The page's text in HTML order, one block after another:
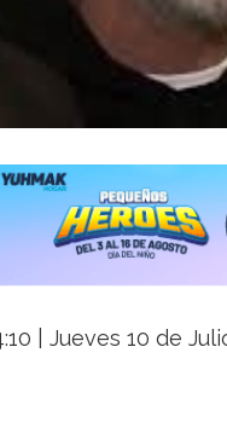
| Jueves 10 de